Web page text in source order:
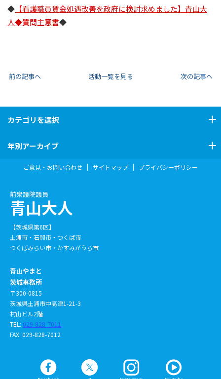
◆ 【看護職員賃金処遇改善を政府に検討求めました】青山大
人◆質問主意書◆
前の記事へ 活動一覧を見る 次の記事へ
カテゴリを選択
年別アーカイブ
前衆議院議員
青山大人
【茨城県第6区】
土浦市・石岡市・つくば市
つくばみらい市・かすみがうら市
青山やまと
茨城事務所
〒300-0815
茨城県土浦市中高津1-21-3
村山ビル2階
TEL: 029-828-7011
FAX: 029-828-7012
ご意見・お問い合わせ サイトマップ プライバシーポリシー